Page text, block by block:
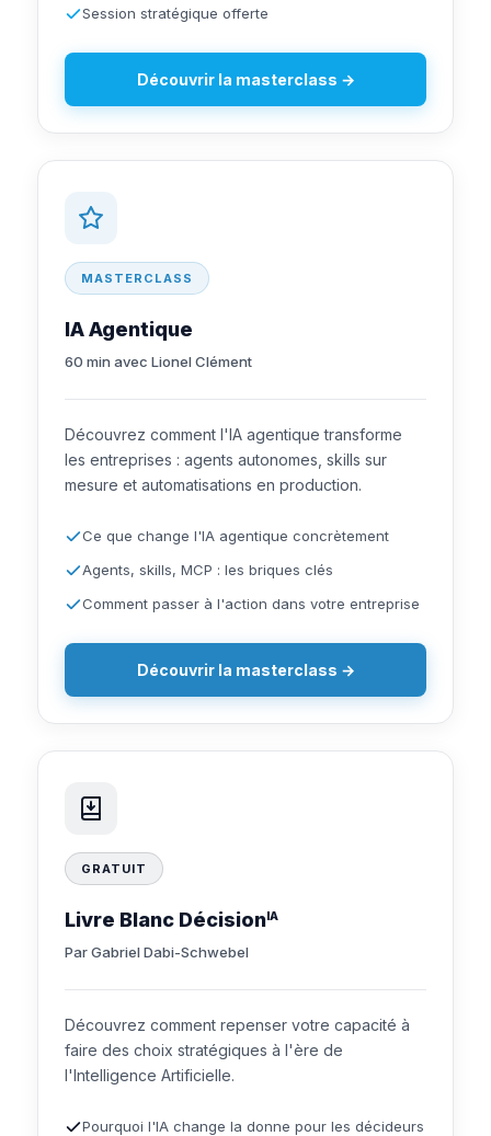
Session stratégique offerte
Découvrir la masterclass →
MASTERCLASS
IA Agentique
60 min avec Lionel Clément
Découvrez comment l'IA agentique transforme
les entreprises : agents autonomes, skills sur
mesure et automatisations en production.
Ce que change l'IA agentique concrètement
Agents, skills, MCP : les briques clés
Comment passer à l'action dans votre entreprise
Découvrir la masterclass →
GRATUIT
Livre Blanc Décision IA
Par Gabriel Dabi-Schwebel
Découvrez comment repenser votre capacité à
faire des choix stratégiques à l'ère de
l'Intelligence Artificielle.
Pourquoi l'IA change la donne pour les décideurs